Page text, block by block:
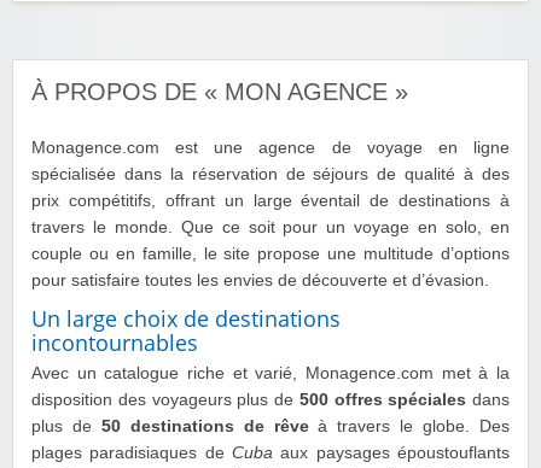
À PROPOS DE « MON AGENCE »
Monagence.com est une agence de voyage en ligne
spécialisée dans la réservation de séjours de qualité à des
prix compétitifs, offrant un large éventail de destinations à
travers le monde. Que ce soit pour un voyage en solo, en
couple ou en famille, le site propose une multitude d’options
pour satisfaire toutes les envies de découverte et d’évasion.
Un large choix de destinations
incontournables
Avec un catalogue riche et varié, Monagence.com met à la
disposition des voyageurs plus de 500 offres spéciales dans
plus de 50 destinations de rêveà travers le globe. Des
plages paradisiaques de Cuba aux paysages époustouflants